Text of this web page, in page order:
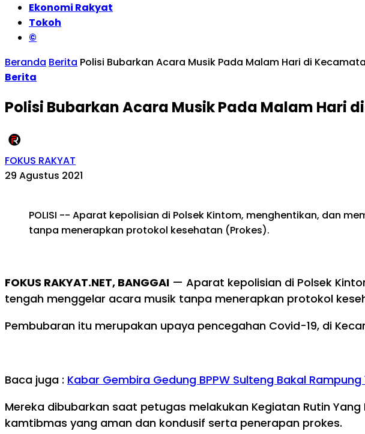
Ekonomi Rakyat
Tokoh
©
Beranda Berita Polisi Bubarkan Acara Musik Pada Malam Hari di
Berita
Polisi Bubarkan Acara Musik Pada Malam Hari
FOKUS RAKYAT
29 Agustus 2021
POLISI -- Aparat kepolisian di Polsek Kintom, menghentikan, dan
tanpa menerapkan protokol kesehatan (Prokes).
FOKUS RAKYAT.NET, BANGGAI — Aparat kepolisian di Polsek
tengah menggelar acara musik tanpa menerapkan protokol
Pembubaran itu merupakan upaya pencegahan Covid-19, di
Baca juga : Kabar Gembira Gedung BPPW Sulteng Bakal
Mereka dibubarkan saat petugas melakukan Kegiatan Rutin
kamtibmas yang aman dan kondusif serta penerapan prokes.